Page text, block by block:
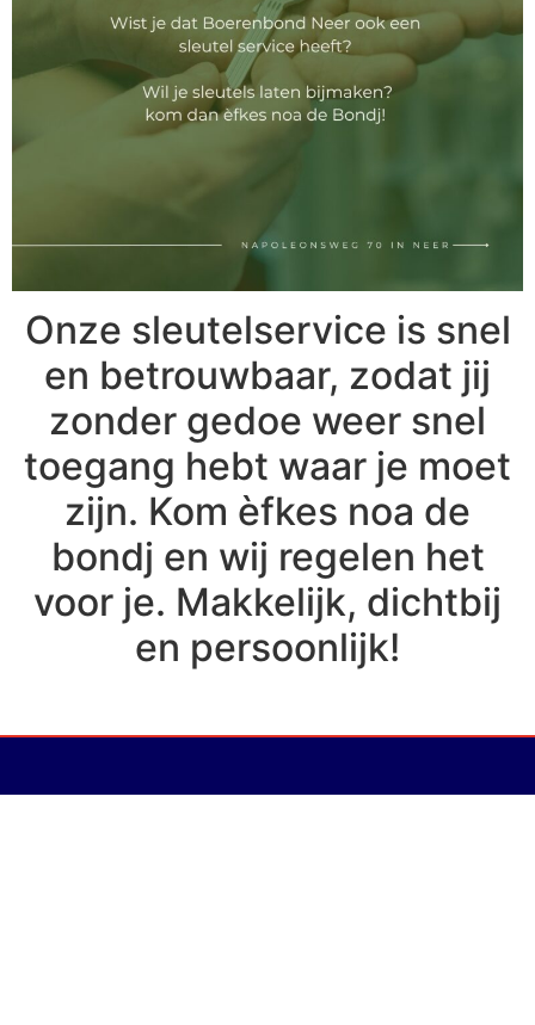
Onze sleutelservice is snel
en betrouwbaar, zodat jij
zonder gedoe weer snel
toegang hebt waar je moet
zijn. Kom èfkes noa de
bondj en wij regelen het
voor je. Makkelijk, dichtbij
en persoonlijk!